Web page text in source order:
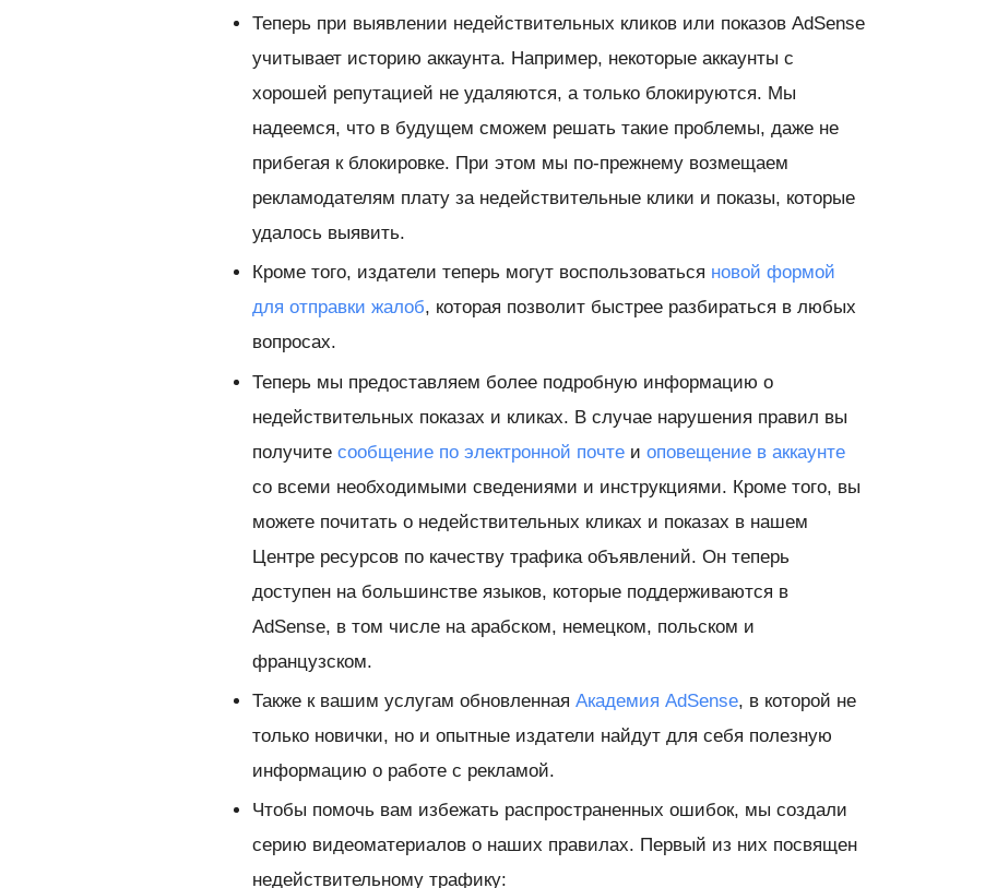
Теперь при выявлении недействительных кликов или показов AdSense
учитывает историю аккаунта. Например, некоторые аккаунты с
хорошей репутацией не удаляются, а только блокируются. Мы
надеемся, что в будущем сможем решать такие проблемы, даже не
прибегая к блокировке. При этом мы по-прежнему возмещаем
рекламодателям плату за недействительные клики и показы, которые
удалось выявить.
Кроме того, издатели теперь могут воспользоваться новой формой
для отправки жалоб, которая позволит быстрее разбираться в любых
вопросах.
Теперь мы предоставляем более подробную информацию о
недействительных показах и кликах. В случае нарушения правил вы
получите сообщение по электронной почте и оповещение в аккаунте
со всеми необходимыми сведениями и инструкциями. Кроме того, вы
можете почитать о недействительных кликах и показах в нашем
Центре ресурсов по качеству трафика объявлений. Он теперь
доступен на большинстве языков, которые поддерживаются в
AdSense, в том числе на арабском, немецком, польском и
французском.
Также к вашим услугам обновленная Академия AdSense, в которой не
только новички, но и опытные издатели найдут для себя полезную
информацию о работе с рекламой.
Чтобы помочь вам избежать распространенных ошибок, мы создали
серию видеоматериалов о наших правилах. Первый из них посвящен
недействительному трафику: